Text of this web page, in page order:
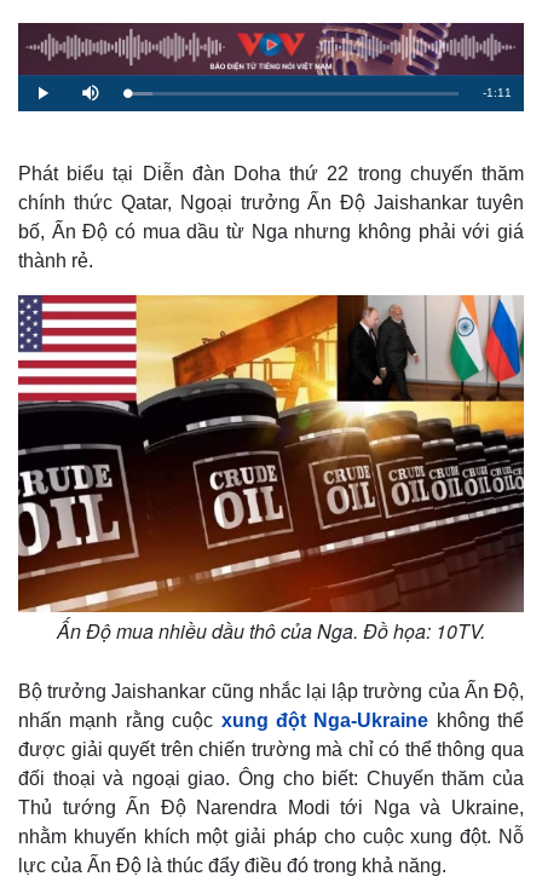
P
l
M
u
L
o
7
6
%
R
m
a
n
g
T
i
m
-1:11
Phát biểu tại Diễn đàn Doha thứ 22 trong chuyến thăm
chính thức Qatar, Ngoại trưởng Ấn Độ Jaishankar tuyên
bố, Ấn Độ có mua dầu từ Nga nhưng không phải với giá
thành rẻ.
Ấn Độ mua nhiều dầu thô của Nga. Đồ họa: 10TV.
Bộ trưởng Jaishankar cũng nhắc lại lập trường của Ấn Độ,
nhấn mạnh rằng cuộc xung đột Nga-Ukraine không thể
được giải quyết trên chiến trường mà chỉ có thể thông qua
đối thoại và ngoại giao. Ông cho biết: Chuyến thăm của
Thủ tướng Ấn Độ Narendra Modi tới Nga và Ukraine,
nhằm khuyến khích một giải pháp cho cuộc xung đột. Nỗ
lực của Ấn Độ là thúc đẩy điều đó trong khả năng.